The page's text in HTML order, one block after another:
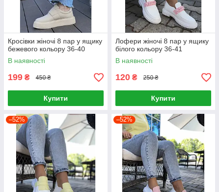
Кросівки жіночі 8 пар у ящику
бежевого кольору 36-40
В наявності
199 ₴ 450 ₴
Купити
Лофери жіночі 8 пар у ящику
білого кольору 36-41
В наявності
120 ₴ 250 ₴
Купити
–52% –52%